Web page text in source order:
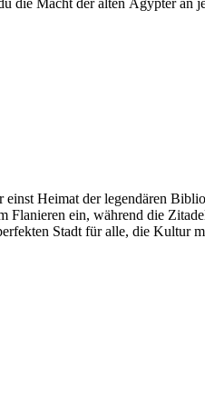
die Macht der alten Ägypter an
Heimat der legendären
ein, während die
Stadt für alle, die Kultur